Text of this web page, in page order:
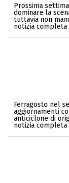
Prossima
dominare la
tuttavia non
notizia completa
Ferragosto nel
aggiornamenti
anticiclone di
notizia completa